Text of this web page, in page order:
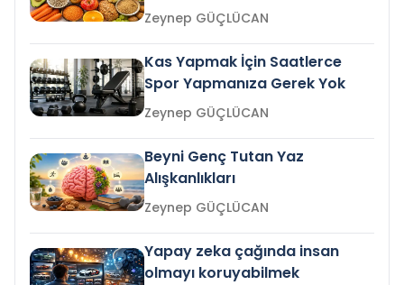
Zeynep GÜÇLÜCAN
Kas Yapmak İçin Saatlerce
Spor Yapmanıza Gerek Yok
Zeynep GÜÇLÜCAN
Beyni Genç Tutan Yaz
Alışkanlıkları
Zeynep GÜÇLÜCAN
Yapay zeka çağında insan
olmayı koruyabilmek